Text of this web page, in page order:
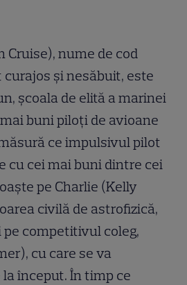
Cruise), nume de cod
şi nesăbuit, este
şcoala de elită a marinei
buni piloţi de avioane
ce impulsivul pilot
cu cei mai buni dintre cei
pe Charlie (Kelly
civilă de astrofizică,
competitivul coleg,
cu care se va
început. În timp ce